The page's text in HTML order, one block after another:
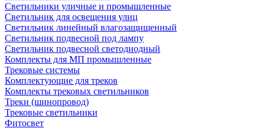
Светильники уличные и промышленные
Светильник для освещения улиц
Светильник линейный влагозащищенный
Светильник подвесной под лампу
Светильник подвесной светодиодный
Комплекты для МП промышленные
Трековые системы
Комплектующие для треков
Комплекты трековых светильников
Треки (шинопровод)
Трековые светильники
Фитосвет